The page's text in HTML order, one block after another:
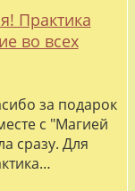
Практика
во всех
за подарок
с "Магией
сразу. Для